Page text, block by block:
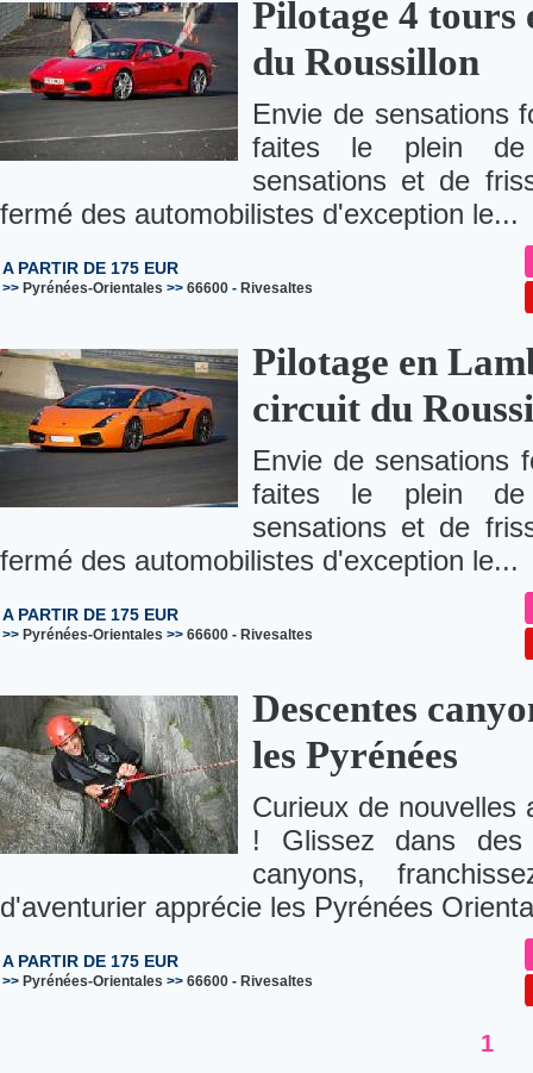
Pilotage 4
du Roussillon
Envie de sensations
faites le plein de
sensations et de
fermé des automobilistes d'exception le...
A PARTIR DE 175 EUR
>> Pyrénées-Orientales >> 66600 - Rivesaltes
Pilotage en
circuit du
Envie de sensations
faites le plein de
sensations et de
fermé des automobilistes d'exception le...
A PARTIR DE 175 EUR
>> Pyrénées-Orientales >> 66600 - Rivesaltes
Descentes
les Pyrénées
Curieux de nouvelles
! Glissez dans des
canyons,
d'aventurier apprécie les Pyrénées
A PARTIR DE 175 EUR
>> Pyrénées-Orientales >> 66600 - Rivesaltes
1